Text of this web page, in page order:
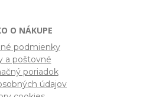
O NÁKUPE
podmienky
a poštovné
poriadok
údajov